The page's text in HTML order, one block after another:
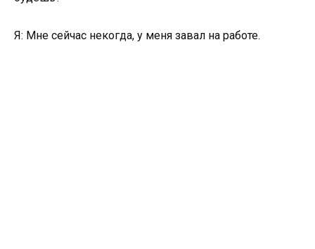
Я: Мне сейчас некогда, у меня завал на работе.